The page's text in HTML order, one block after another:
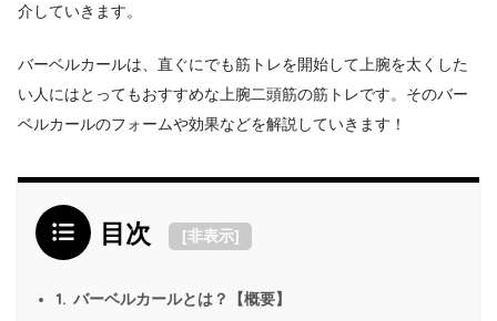
介していきます。
バーベルカールは、直ぐにでも筋トレを開始して上腕を太くした
い人にはとってもおすすめな上腕二頭筋の筋トレです。そのバー
ベルカールのフォームや効果などを解説していきます！
目次 [非表示]
1. バーベルカールとは？【概要】